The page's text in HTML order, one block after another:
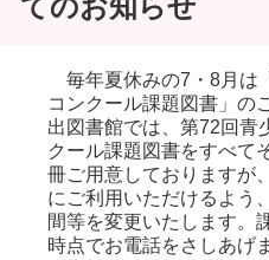
てのお知らせ
毎年夏休みの7・8月は
コンクール課題図書」の
出図書館では、第72回青
クール課題図書をすべて
冊ご用意しておりますが
にご利用いただけるよう
間等を変更いたします。
時点でお電話をさしあげ